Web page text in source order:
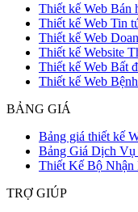
Thiết kế Web Bán
Thiết kế Web Tin
Thiết kế Web
Thiết kế Website
Thiết kế Web Bất
Thiết kế Web
BẢNG GIÁ
Bảng giá thiết kế
Bảng Giá Dịch Vụ
Thiết Kế Bộ
TRỢ GIÚP